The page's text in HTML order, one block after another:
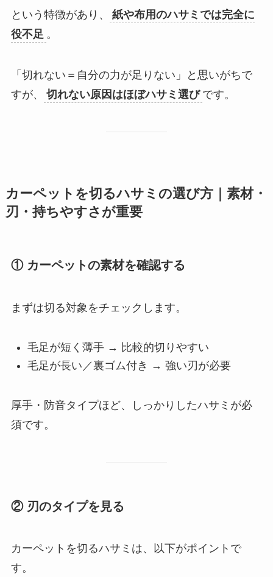
という特徴があり、
紙や布用のハサミでは完全に
役不足 。
「切れない＝自分の力が足りない」と思いがちで
すが、
切れない原因はほぼハサミ選び です。
カーペットを切るハサミの選び方｜素材・
刃・持ちやすさが重要
① カーペットの素材を確認する
まずは切る対象をチェックします。
毛足が短く薄手 → 比較的切りやすい
毛足が長い／裏ゴム付き → 強い刃が必要
厚手・防音タイプほど、しっかりしたハサミが必
須です。
② 刃のタイプを見る
カーペットを切るハサミは、以下がポイントで
す。